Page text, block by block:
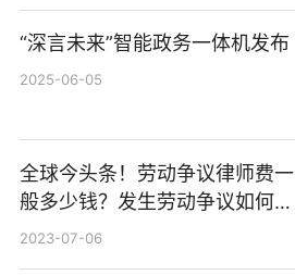
“深言未来”智能政务一体机发布
2025-06-05
全球今头条！劳动争议律师费一
般多少钱？发生劳动争议如何算
工资？
2023-07-06